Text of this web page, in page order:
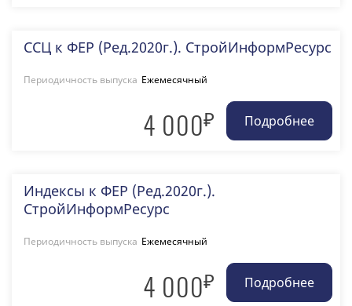
ССЦ к ФЕР (Ред.2020г.). СтройИнформРесурс
Периодичность выпуска Ежемесячный
4 000₽
Индексы к ФЕР (Ред.2020г.).
СтройИнформРесурс
Периодичность выпуска Ежемесячный
4 000₽